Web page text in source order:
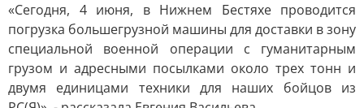
«Сегодня, 4 июня, в Нижнем Бестяхе проводится
погрузка большегрузной машины для доставки в зону
специальной военной операции с гуманитарным
грузом и адресными посылками около трех тонн и
двумя единицами техники для наших бойцов из